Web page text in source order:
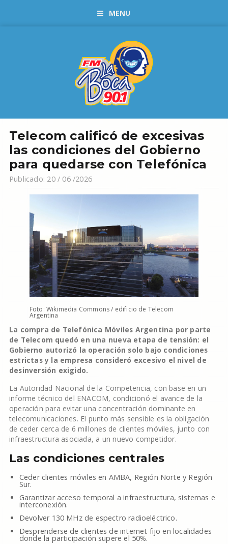
MENU
Telecom calificó de excesivas
las condiciones del Gobierno
para quedarse con Telefónica
Publicado: 20 / 06 /2026
Foto: Wikimedia Commons / edificio de Telecom
Argentina
La compra de Telefónica Móviles Argentina por parte
de Telecom quedó en una nueva etapa de tensión: el
Gobierno autorizó la operación solo bajo condiciones
estrictas y la empresa consideró excesivo el nivel de
desinversión exigido.
La Autoridad Nacional de la Competencia, con base en un
informe técnico del ENACOM, condicionó el avance de la
operación para evitar una concentración dominante en
telecomunicaciones. El punto más sensible es la obligación
de ceder cerca de 6 millones de clientes móviles, junto con
infraestructura asociada, a un nuevo competidor.
Las condiciones centrales
Ceder clientes móviles en AMBA, Región Norte y Región
Sur.
Garantizar acceso temporal a infraestructura, sistemas e
interconexión.
Devolver 130 MHz de espectro radioeléctrico.
Desprenderse de clientes de internet fijo en localidades
donde la participación supere el 50%.